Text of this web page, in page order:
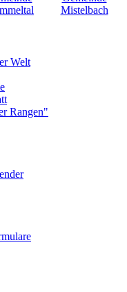
Welt
Rangen"